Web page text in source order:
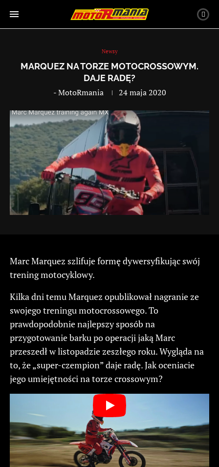
Newsy
MARQUEZ NA TORZE MOTOCROSSOWYM.
DAJE RADĘ?
-MotoRmania 24 maja 2020
Marc Marquez szlifuje formę dywersyfikując swój
trening motocyklowy.
Kilka dni temu Marquez opublikował nagranie ze
swojego treningu motocrossowego. To
prawdopodobnie najlepszy sposób na
przygotowanie barku po operacji jaką Marc
przeszedł w listopadzie zeszłego roku. Wygląda na
to, że „super-czempion” daje radę. Jak oceniacie
jego umiejętności na torze crossowym?